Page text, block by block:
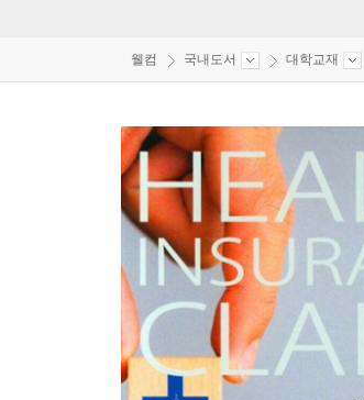
웰컴 국내도서 대학교재